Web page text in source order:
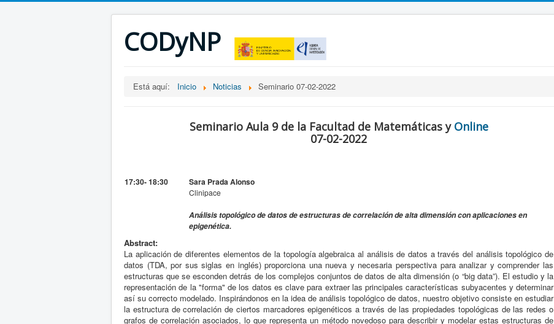
CODyNP
Está aquí: Inicio Noticias Seminario 07-02-2022
Seminario Aula 9 de la Facultad de Matemáticas y Online
07-02-2022
17:30- 18:30 Sara Prada Alonso
Clinipace
Análisis topológico de datos de estructuras de correlación de alta dimensión con aplicaciones en
epigenética.
Abstract:
La aplicación de diferentes elementos de la topología algebraica al análisis de datos a través del análisis topológico de
datos (TDA, por sus siglas en inglés) proporciona una nueva y necesaria perspectiva para analizar y comprender las
estructuras que se esconden detrás de los complejos conjuntos de datos de alta dimensión (o “big data”). El estudio y la
representación de la "forma" de los datos es clave para extraer las principales características subyacentes y determinar
así su correcto modelado. Inspirándonos en la idea de análisis topológico de datos, nuestro objetivo consiste en estudiar
la estructura de correlación de ciertos marcadores epigenéticos a través de las propiedades topológicas de las redes o
grafos de correlación asociados, lo que representa un método novedoso para describir y modelar estas estructuras de